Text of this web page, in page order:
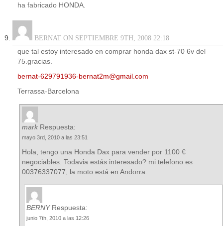
ha fabricado HONDA.
BERNAT ON SEPTIEMBRE 9TH, 2008 22:18
que tal estoy interesado en comprar honda dax st-70 6v del
75.gracias.
bernat-629791936-bernat2m@gmail.com
Terrassa-Barcelona
mark Respuesta:
mayo 3rd, 2010 a las 23:51
Hola, tengo una Honda Dax para vender por 1100 €
negociables. Todavia estás interesado? mi telefono es
00376337077, la moto está en Andorra.
BERNYRespuesta:
junio 7th, 2010 a las 12:26